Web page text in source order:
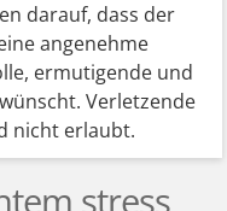
darauf, dass der
angenehme
ermutigende und
Verletzende
nicht erlaubt.
stress